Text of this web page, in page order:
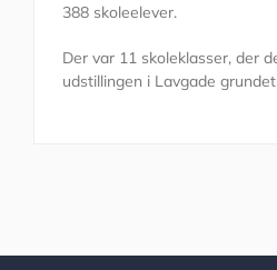
388 skoleelever.
Der var 11 skoleklasser, der
udstillingen i Lavgade